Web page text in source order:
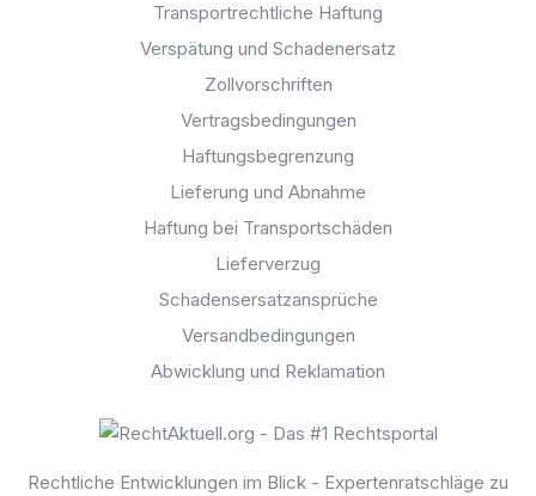
Transportrechtliche Haftung
Verspätung und Schadenersatz
Zollvorschriften
Vertragsbedingungen
Haftungsbegrenzung
Lieferung und Abnahme
Haftung bei Transportschäden
Lieferverzug
Schadensersatzansprüche
Versandbedingungen
Abwicklung und Reklamation
Rechtliche Entwicklungen im Blick - Expertenratschläge zu